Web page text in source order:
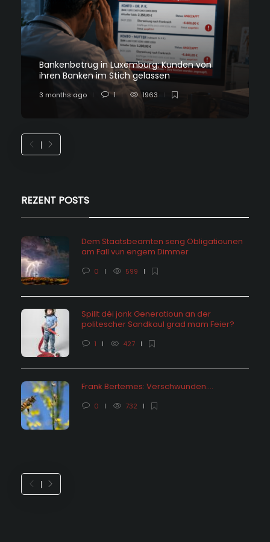
Bankenbetrug in Luxemburg: Kunden von
ihren Banken im Stich gelassen
3 months ago 1 1963
REZENT POSTS
Dem Staatsbeamten seng Obligatiounen
am Fall vun engem Dimmer
0 599
Spillt déi jonk Generatioun an der
politescher Sandkaul grad mam Feier?
1 427
Frank Bertemes: Verschwunden….
0 732